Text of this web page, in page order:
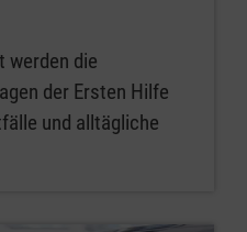
werden die
der Ersten Hilfe
und alltägliche